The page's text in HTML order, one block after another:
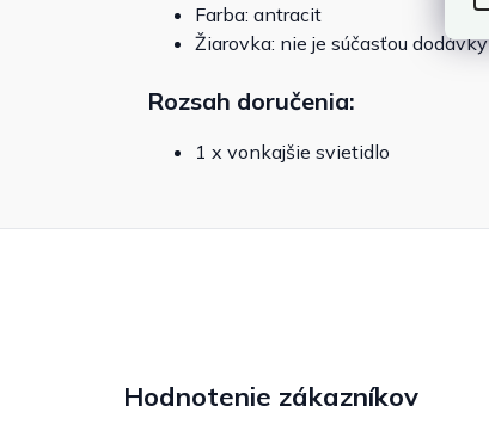
Farba: antracit
Žiarovka: nie je súčasťou dodávky
Rozsah doručenia:
1 x vonkajšie svietidlo
Hodnotenie zákazníkov